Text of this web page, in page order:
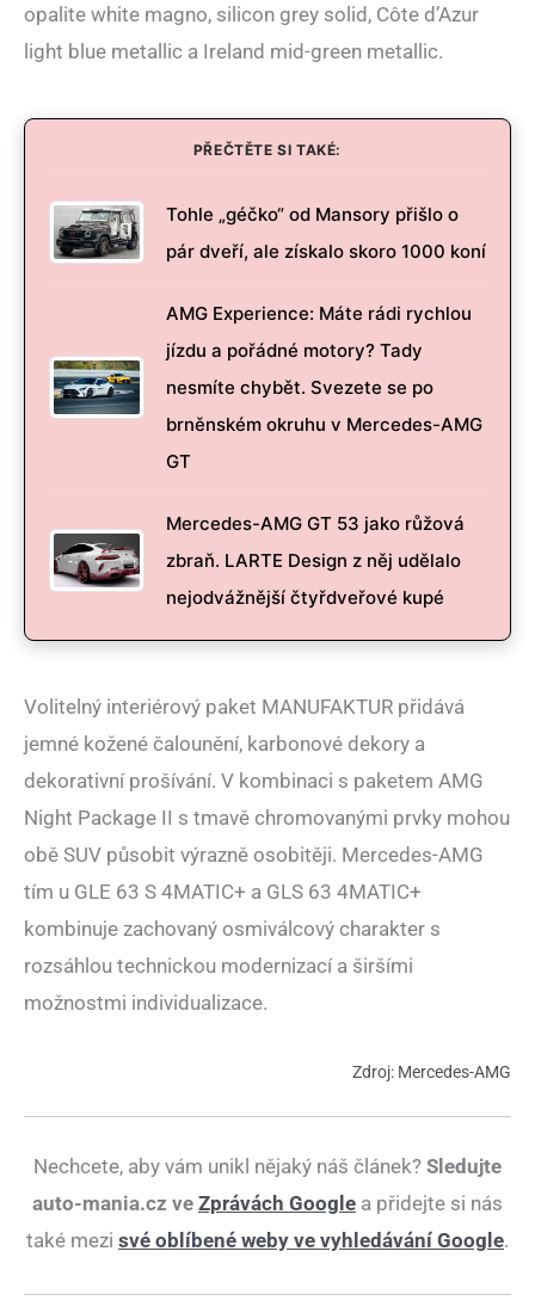
opalite white magno, silicon grey solid, Côte d’Azur
light blue metallic a Ireland mid-green metallic.
PŘEČTĚTE SI TAKÉ:
Tohle „géčko“ od Mansory přišlo o
pár dveří, ale získalo skoro 1000 koní
AMG Experience: Máte rádi rychlou
jízdu a pořádné motory? Tady
nesmíte chybět. Svezete se po
brněnském okruhu v Mercedes-AMG
GT
Mercedes-AMG GT 53 jako růžová
zbraň. LARTE Design z něj udělalo
nejodvážnější čtyřdveřové kupé
Volitelný interiérový paket MANUFAKTUR přidává
jemné kožené čalounění, karbonové dekory a
dekorativní prošívání. V kombinaci s paketem AMG
Night Package II s tmavě chromovanými prvky mohou
obě SUV působit výrazně osobitěji. Mercedes-AMG
tím u GLE 63 S 4MATIC+ a GLS 63 4MATIC+
kombinuje zachovaný osmiválcový charakter s
rozsáhlou technickou modernizací a širšími
možnostmi individualizace.
Zdroj: Mercedes-AMG
Nechcete, aby vám unikl nějaký náš článek? Sledujte
auto-mania.cz ve Zprávách Google a přidejte si nás
také mezi své oblíbené weby ve vyhledávání Google.